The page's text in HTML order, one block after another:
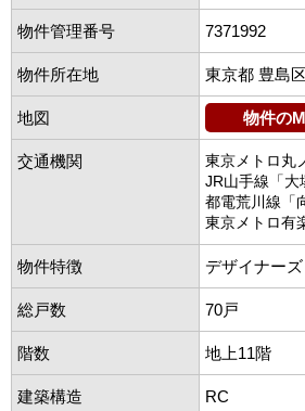
物件管理番号 7371992
物件所在地 東京都 豊島
地図 物件の
交通機関
東京メトロ丸
JR山手線「大
都電荒川線「
東京メトロ有
物件特徴 デザイナー
総戸数 70戸
階数 地上11階
建築構造 RC